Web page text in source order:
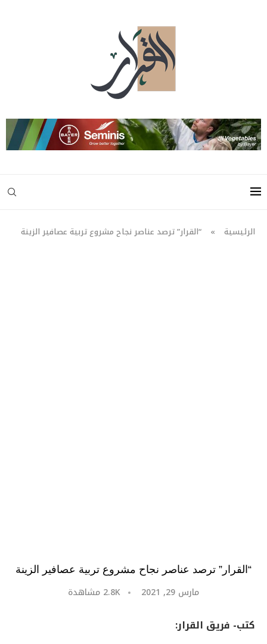
الرئيسية » “القرار” ترصد عناصر نجاح مشروع تربية عصافير الزينة
“القرار” ترصد عناصر نجاح مشروع تربية عصافير الزينة
مارس 29, 2021 2.8K مشاهدة
كتب- فريق القرار: